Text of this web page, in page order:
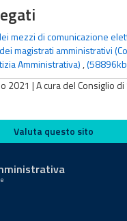
mezzi di comunicazione
magistrati amministrativi
Amministrativa) ,
2021 |A cura del Consiglio di
sito
Valuta questo sito